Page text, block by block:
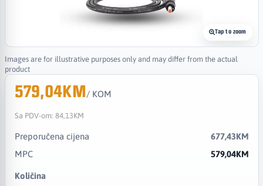
Tap to zoom
Images are for illustrative purposes only and may differ from the actual
product
579,04KM/ KOM
Sa PDV-om: 84,13KM
Preporučena cijena
677,43KM
MPC
579,04KM
Količina